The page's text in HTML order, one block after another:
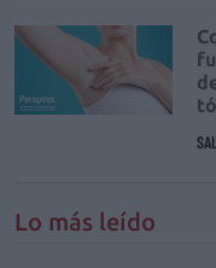
Lo más leído